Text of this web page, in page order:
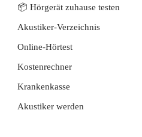
📦 Hörgerät zuhause testen
Akustiker-Verzeichnis
Online-Hörtest
Kostenrechner
Krankenkasse
Akustiker werden